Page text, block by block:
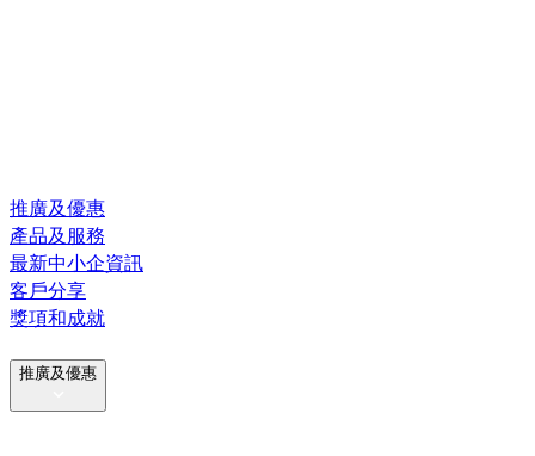
推廣及優惠
產品及服務
最新中小企資訊
客戶分享
獎項和成就
推廣及優惠